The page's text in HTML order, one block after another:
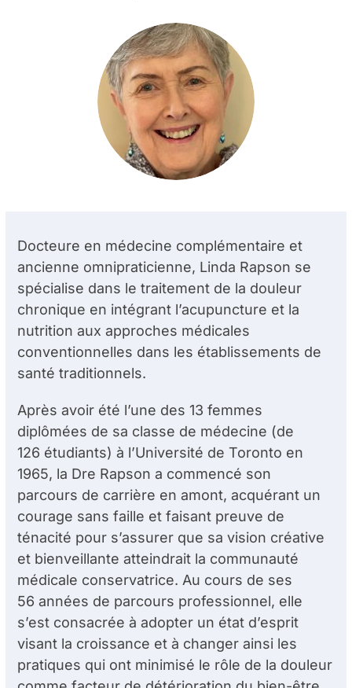
Docteure en médecine complémentaire et
ancienne omnipraticienne, Linda Rapson se
spécialise dans le traitement de la douleur
chronique en intégrant l’acupuncture et la
nutrition aux approches médicales
conventionnelles dans les établissements de
santé traditionnels.
Après avoir été l’une des 13 femmes
diplômées de sa classe de médecine (de
126 étudiants) à l’Université de Toronto en
1965, la Dre Rapson a commencé son
parcours de carrière en amont, acquérant un
courage sans faille et faisant preuve de
ténacité pour s’assurer que sa vision créative
et bienveillante atteindrait la communauté
médicale conservatrice. Au cours de ses
56 années de parcours professionnel, elle
s’est consacrée à adopter un état d’esprit
visant la croissance et à changer ainsi les
pratiques qui ont minimisé le rôle de la douleur